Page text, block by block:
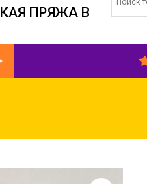
ПРЯЖА В